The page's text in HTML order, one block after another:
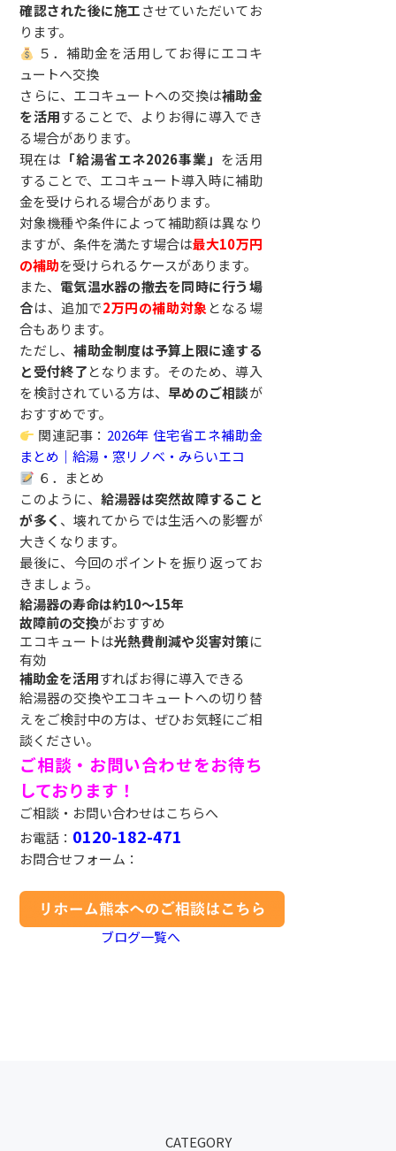
確認された後に施工させていただいてお
ります。
５．補助金を活用してお得にエコキ
ュートへ交換
さらに、エコキュートへの交換は補助金
を活用することで、よりお得に導入でき
る場合があります。
現在は 「給湯省エネ2026事業」 を活用
することで、エコキュート導入時に補助
金を受けられる場合があります。
対象機種や条件によって補助額は異なり
ますが、条件を満たす場合は最大10万円
の補助を受けられるケースがあります。
また、 電気温水器の撤去を同時に行う場
合は、追加で2万円の補助対象となる場
合もあります。
ただし、補助金制度は予算上限に達する
と受付終了となります。そのため、導入
を検討されている方は、 早めのご相談が
おすすめです。
関連記事： 2026年 住宅省エネ補助金
まとめ｜給湯・窓リノベ・みらいエコ
６．まとめ
このように、 給湯器は突然故障すること
が多く 、壊れてからでは生活への影響が
大きくなります。
最後に、今回のポイントを振り返ってお
きましょう。
給湯器の寿命は約10～15年
故障前の交換がおすすめ
エコキュートは光熱費削減や災害対策に
有効
補助金を活用すればお得に導入できる
給湯器の交換やエコキュートへの切り替
えをご検討中の方は、ぜひお気軽にご相
談ください。
ご相談・お問い合わせをお待ち
しております！
ご相談・お問い合わせはこちらへ
お電話： 0120-182-471
お問合せフォーム：
ブログ一覧へ
CATEGORY